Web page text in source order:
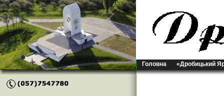
Головна «Дробицький